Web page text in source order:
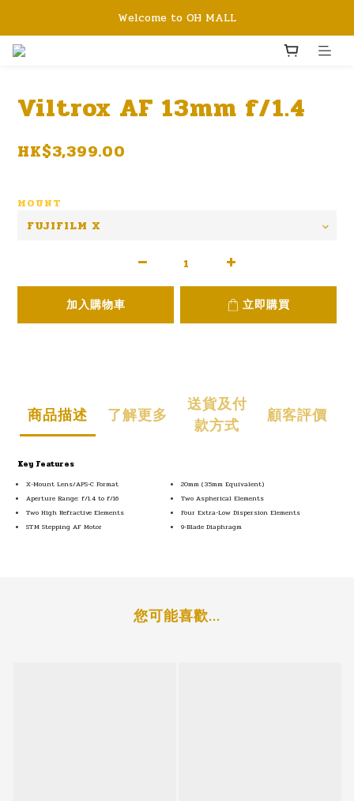
Welcome to OH MALL
Viltrox AF 13mm f/1.4
HK$3,399.00
MOUNT
加入購物車 立即購買
商品描述 了解更多
送貨及付
款方式
顧客評價
Key Features
X-Mount Lens/APS-C Format
20mm (35mm Equivalent)
Aperture Range: f/1.4 to f/16
Two Aspherical Elements
Two High Refractive Elements
Four Extra-Low Dispersion Elements
STM Stepping AF Motor
9-Blade Diaphragm
您可能喜歡...